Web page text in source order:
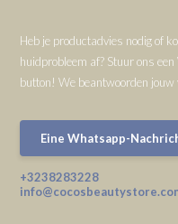
Heb je productadvies nodig of
huidprobleem af? Stuur ons
button! We beantwoorden jouw
Eine Whatsapp-
+3238283228